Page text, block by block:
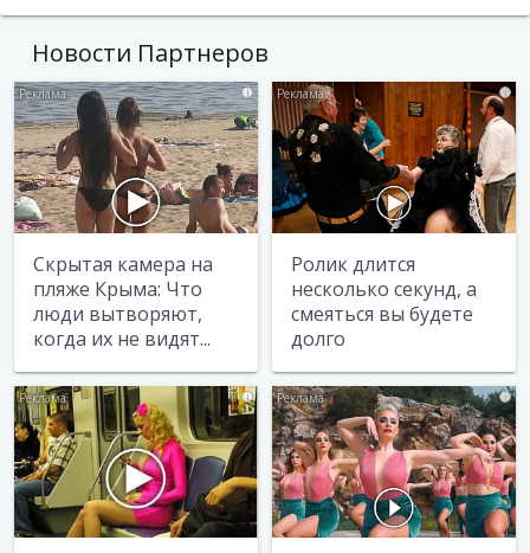
Новости Партнеров
i
Скрытая камера на
пляже Крыма: Что
люди вытворяют,
когда их не видят...
i
Ролик длится
несколько секунд, а
смеяться вы будете
долго
i i